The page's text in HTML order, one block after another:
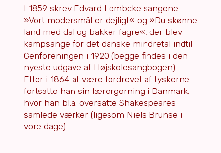
I 1859 skrev Edvard Lembcke sangene
»Vort modersmål er dejligt« og »Du skønne
land med dal og bakker fagre«, der blev
kampsange for det danske mindretal indtil
Genforeningen i 1920 (begge findes i den
nyeste udgave af Højskolesangbogen).
Efter i 1864 at være fordrevet af tyskerne
fortsatte han sin lærergerning i Danmark,
hvor han bl.a. oversatte Shakespeares
samlede værker (ligesom Niels Brunse i
vore dage).